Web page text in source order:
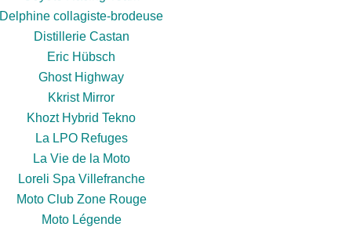
Delphine collagiste-brodeuse
Distillerie Castan
Eric Hübsch
Ghost Highway
Kkrist Mirror
Khozt Hybrid Tekno
La LPO Refuges
La Vie de la Moto
Loreli Spa Villefranche
Moto Club Zone Rouge
Moto Légende